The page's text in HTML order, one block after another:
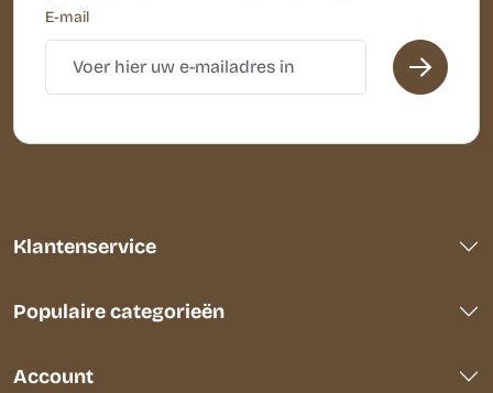
E-mail
Klantenservice
Populaire categorieën
Account